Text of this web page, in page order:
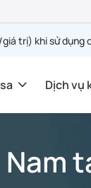
trị) khi sử dụng
Dịch vụ